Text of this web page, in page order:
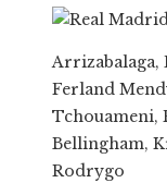
Arrizabalaga,
Ferland
Tchouameni,
Bellingham,
Rodrygo